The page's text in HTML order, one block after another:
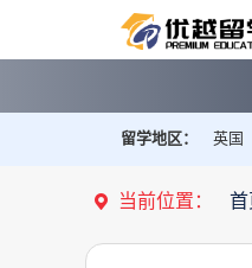
留学地区： 英国
当前位置： 首